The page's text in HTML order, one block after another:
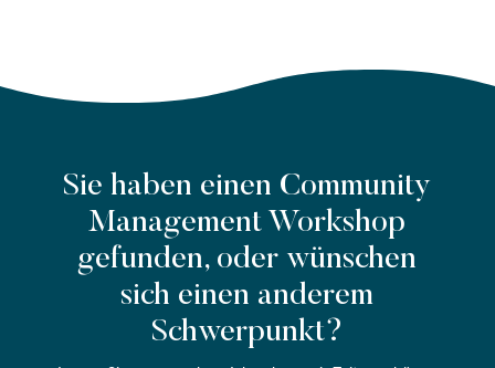
Sie haben einen Community
Management Workshop
gefunden, oder wünschen
sich einen anderem
Schwerpunkt?